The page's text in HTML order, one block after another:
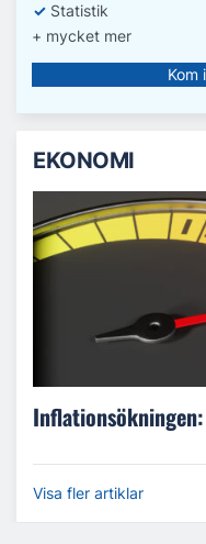
✓ Statistik
+ mycket mer
Kom
EKONOMI
Visa fler artiklar